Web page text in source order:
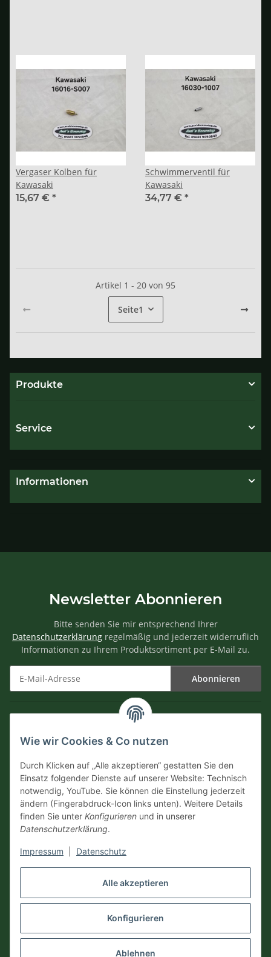
Alle akzeptieren
Konfigurieren
Ablehnen
Wie wir Cookies & Co nutzen
Durch Klicken auf „Alle akzeptieren“ gestatten Sie den
Einsatz folgender Dienste auf unserer Website: Technisch
notwendig, YouTube. Sie können die Einstellung jederzeit
ändern (Fingerabdruck-Icon links unten). Weitere Details
finden Sie unter Konfigurieren und in unserer
Datenschutzerklärung.
Impressum Datenschutz
Vergaser Kolben für
Kawasaki
15,67 € *
Schwimmerventil für
Kawasaki
34,77 € *
Artikel 1 - 20 von 95
Seite1
Produkte
Service
Informationen
Newsletter Abonnieren
Bitte senden Sie mir entsprechend Ihrer
Datenschutzerklärung regelmäßig und jederzeit widerruflich
Informationen zu Ihrem Produktsortiment per E-Mail zu.
Abonnieren
Zahlungsarten
Vertrag widerrufen
* Alle Preise inkl. gesetzlicher USt., zzgl.Versand